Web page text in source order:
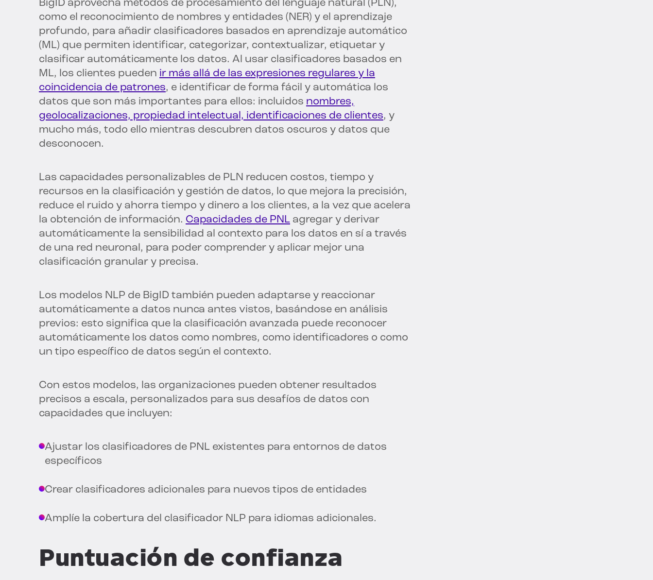
BigID aprovecha métodos de procesamiento del lenguaje natural (PLN),
como el reconocimiento de nombres y entidades (NER) y el aprendizaje
profundo, para añadir clasificadores basados en aprendizaje automático
(ML) que permiten identificar, categorizar, contextualizar, etiquetar y
clasificar automáticamente los datos. Al usar clasificadores basados en
ML, los clientes pueden ir más allá de las expresiones regulares y la
coincidencia de patrones, e identificar de forma fácil y automática los
datos que son más importantes para ellos: incluidos nombres,
geolocalizaciones, propiedad intelectual, identificaciones de clientes, y
mucho más, todo ello mientras descubren datos oscuros y datos que
desconocen.
Las capacidades personalizables de PLN reducen costos, tiempo y
recursos en la clasificación y gestión de datos, lo que mejora la precisión,
reduce el ruido y ahorra tiempo y dinero a los clientes, a la vez que acelera
la obtención de información. Capacidades de PNL agregar y derivar
automáticamente la sensibilidad al contexto para los datos en sí a través
de una red neuronal, para poder comprender y aplicar mejor una
clasificación granular y precisa.
Los modelos NLP de BigID también pueden adaptarse y reaccionar
automáticamente a datos nunca antes vistos, basándose en análisis
previos: esto significa que la clasificación avanzada puede reconocer
automáticamente los datos como nombres, como identificadores o como
un tipo específico de datos según el contexto.
Con estos modelos, las organizaciones pueden obtener resultados
precisos a escala, personalizados para sus desafíos de datos con
capacidades que incluyen:
Ajustar los clasificadores de PNL existentes para entornos de datos
específicos
Crear clasificadores adicionales para nuevos tipos de entidades
Amplíe la cobertura del clasificador NLP para idiomas adicionales.
Puntuación de confianza